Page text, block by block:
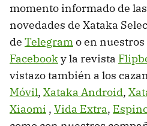
momento informado de
novedades de Xataka
de Telegramo en
Facebooky la revista
vistazo también a los
Móvil, Xataka Android,
Xiaomi , Vida Extra,